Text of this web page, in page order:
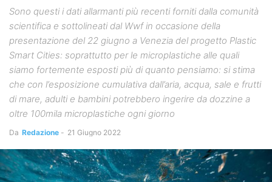
Sono questi i dati allarmanti più recenti forniti dalla comunità
scientifica e sottolineati dal Wwf in occasione della
presentazione del 22 giugno a Venezia del progetto Plastic
Smart Cities: soprattutto per le microplastiche alle quali
siamo fortemente esposti più di quanto pensiamo: si stima
che con l’esposizione cumulativa dall’aria, acqua, sale e frutti
di mare, adulti e bambini potrebbero ingerire da dozzine a
oltre 100mila microplastiche ogni giorno
Da Redazione - 21 Giugno 2022